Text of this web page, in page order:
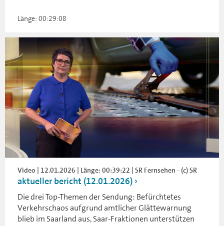
Länge: 00:29:08
Video | 12.01.2026 | Länge: 00:39:22 | SR Fernsehen - (c) SR
aktueller bericht (12.01.2026)
Die drei Top-Themen der Sendung: Befürchtetes
Verkehrschaos aufgrund amtlicher Glättewarnung
blieb im Saarland aus, Saar-Fraktionen unterstützen